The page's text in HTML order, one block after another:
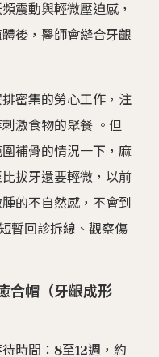
震動與輕微壓迫感，
後，醫師會縫合牙齦
密集的勞心工作，注
激食物的聚餐 。但
補骨的情況一下，麻
拔牙還要輕微，以前
的不自然感，不會到
暫回診拆線、觀察傷
合帽（牙齦成形
時間：8至12週，約